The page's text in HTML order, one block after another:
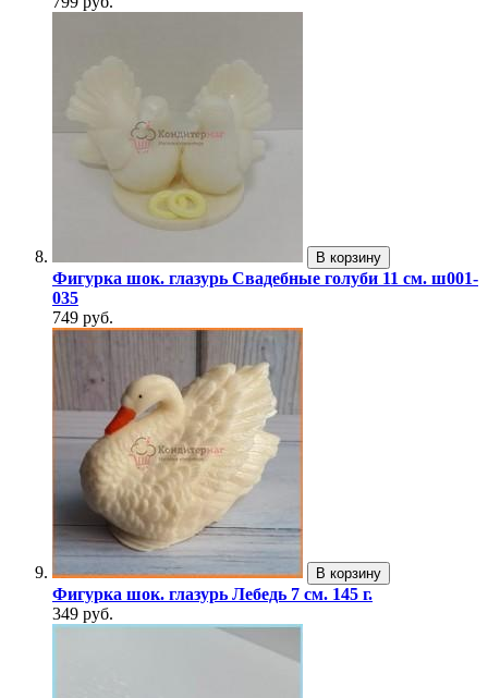
В корзину
Фигурка шок. глазурь Свадебные голуби 11 см. ш001-
035
749 руб.
В корзину
Фигурка шок. глазурь Лебедь 7 см. 145 г.
349 руб.